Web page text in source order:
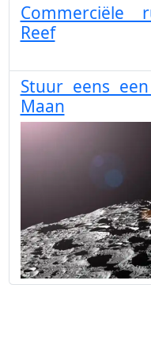
Commerciële
Reef
Stuur eens een
Maan